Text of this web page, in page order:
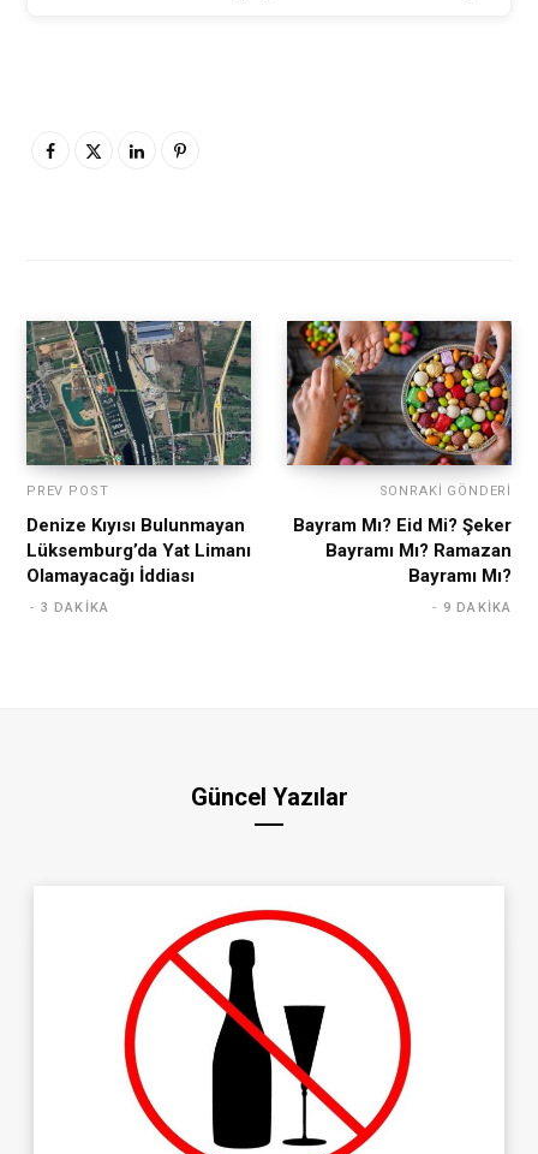
PREV POST
Denize Kıyısı Bulunmayan
Lüksemburg’da Yat Limanı
Olamayacağı İddiası
3 DAKIKA
SONRAKI GÖNDERI
Bayram Mı? Eid Mi? Şeker
Bayramı Mı? Ramazan
Bayramı Mı?
9 DAKIKA
Güncel Yazılar